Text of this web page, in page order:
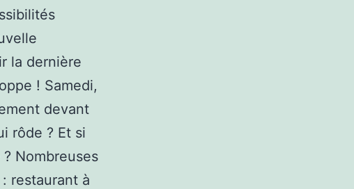
la dernière
! Samedi,
devant
rôde ? Et si
Nombreuses
restaurant à